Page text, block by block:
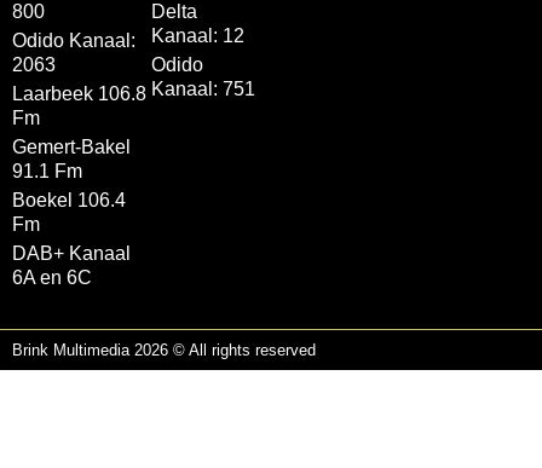
800
Odido Kanaal:
2063
Laarbeek 106.8
Fm
Gemert-Bakel
91.1 Fm
Boekel 106.4
Fm
DAB+ Kanaal
6A en 6C
Delta
Kanaal: 12
Odido
Kanaal: 751
Brink Multimedia 2026 © All rights reserved